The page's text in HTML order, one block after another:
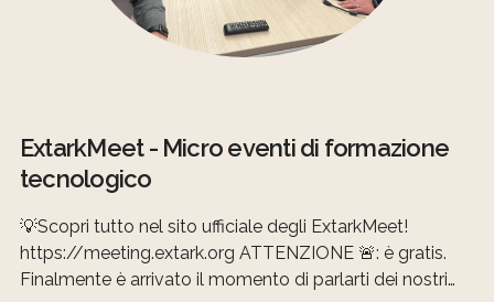
ExtarkMeet - Micro eventi di formazione
tecnologico
💡Scopri tutto nel sito ufficiale degli ExtarkMeet!
https://meeting.extark.org ATTENZIONE 🚨: è gratis.
Finalmente è arrivato il momento di parlarti dei nostri